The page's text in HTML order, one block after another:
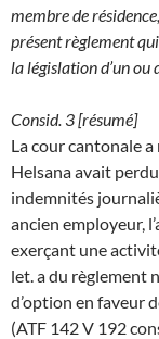
membre de
présent règlement
la législation d’un ou
Consid. 3 [résumé]
La cour cantonale a
Helsana avait
indemnités
ancien employeur,
exerçant une
let. a du règlement
d’option en faveur
(ATF 142 V 192